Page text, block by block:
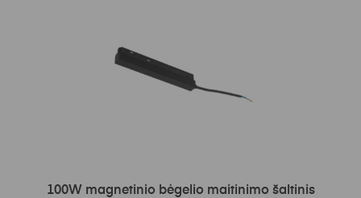
Į KREPŠELĮ
100W magnetinio bėgelio maitinimo šaltinis